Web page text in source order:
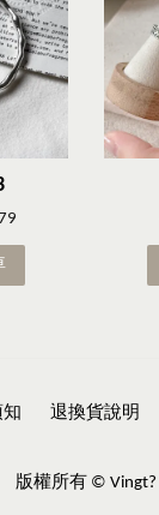
退換貨說明
版權所有 © Vingt?